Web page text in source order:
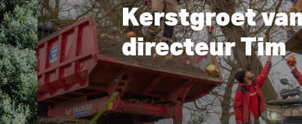
Kerstgroet
directeur Tim